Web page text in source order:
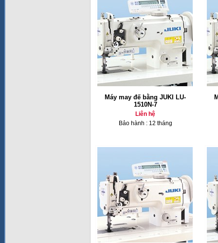
Máy may đế bằng JUKI LU-
1510N-7
Liên hệ
Bảo hành : 12 tháng